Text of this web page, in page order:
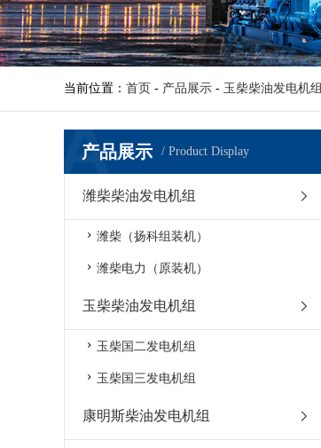
当前位置： 首页 - 产品展示 - 玉柴柴油发电机组
产品展示 / Product Display
潍柴柴油发电机组
潍柴（扬科组装机）
潍柴电力（原装机）
玉柴柴油发电机组
玉柴国二发电机组
玉柴国三发电机组
康明斯柴油发电机组